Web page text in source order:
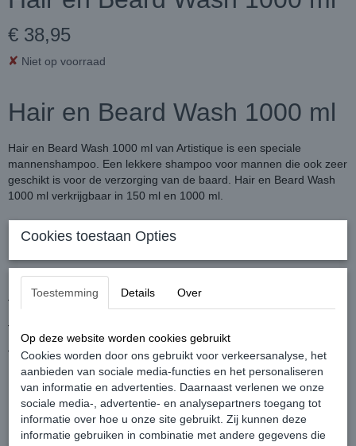
€ 38,95
✘ Niet op voorraad
Hair en Beard Wash 1000 ml
Hair en Beard Wash 1000 ml van Artistique is een speciale
mannenshampoo. Een lekkere shampoo voor mannen die ook zeer
geschikt is voor de verzorging van de baard. Hair en Beard Wash
1000 ml verkrijgbaar in 150 ml en 1000 ml.
Inhoud:
√ Vanaf € 30,- geen verzendkosten.
√ Op werkdagen voor 16:00 besteld, zelfde dag verzonden.
√ Webwinkel keurmerk, klanten geven ons een 9+.
Male Co.
Male Co. Een serie ontwikkeld door Artistique, speciaal voor het
Cookies toestaan Opties
Toestemming Details Over
Op deze website worden cookies gebruikt
Cookies worden door ons gebruikt voor verkeersanalyse, het
aanbieden van sociale media-functies en het personaliseren
van informatie en advertenties. Daarnaast verlenen we onze
sociale media-, advertentie- en analysepartners toegang tot
informatie over hoe u onze site gebruikt. Zij kunnen deze
informatie gebruiken in combinatie met andere gegevens die